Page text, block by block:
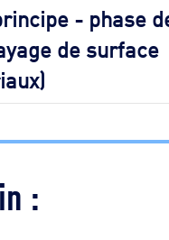
- phase
de surface
: